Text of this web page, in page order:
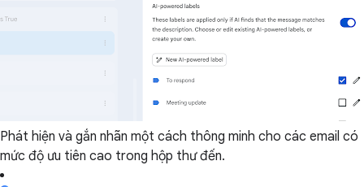
Phát hiện và gắn nhãn một cách thông minh cho các email có
mức độ ưu tiên cao trong hộp thư đến.